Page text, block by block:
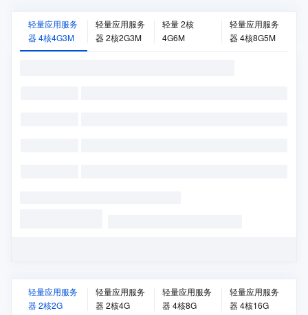
轻量应用服务
器 4核4G3M
轻量应用服务
器 2核2G3M
轻量 2核
4G6M
轻量应用服务
器 4核8G5M
轻量应用服务
器 2核2G
轻量应用服务
器 2核4G
轻量应用服务
器 4核8G
轻量应用服务
器 4核16G